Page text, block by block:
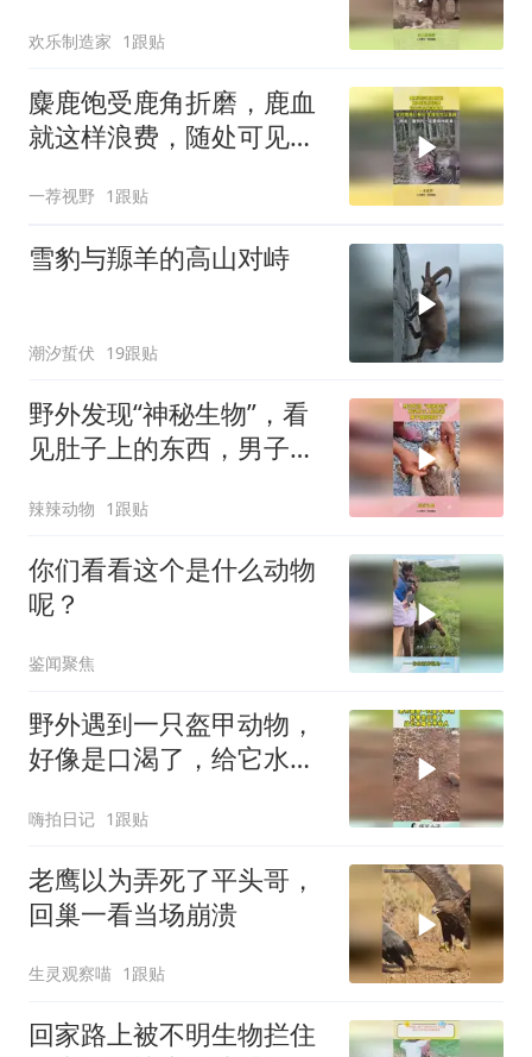
欢乐制造家 1跟贴
麋鹿饱受鹿角折磨，鹿血
就这样浪费，随处可见脱
一荐视野 1跟贴
雪豹与羱羊的高山对峙
潮汐蜇伏 19跟贴
野外发现“神秘生物”，看
见肚子上的东西，男子直
辣辣动物 1跟贴
你们看看这个是什么动物
呢？
鉴闻聚焦
野外遇到一只盔甲动物，
好像是口渴了，给它水喝
嗨拍日记 1跟贴
老鹰以为弄死了平头哥，
回巢一看当场崩溃
生灵观察喵 1跟贴
回家路上被不明生物拦住